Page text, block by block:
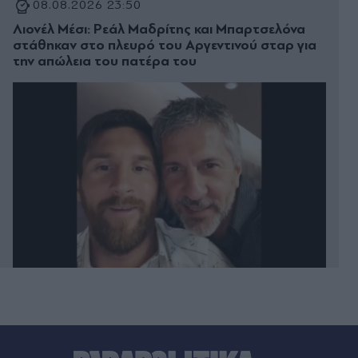
08.08.2026 23:50
Λιονέλ Μέσι: Ρεάλ Μαδρίτης και Μπαρτσελόνα
στάθηκαν στο πλευρό του Αργεντινού σταρ για
την απώλεια του πατέρα του